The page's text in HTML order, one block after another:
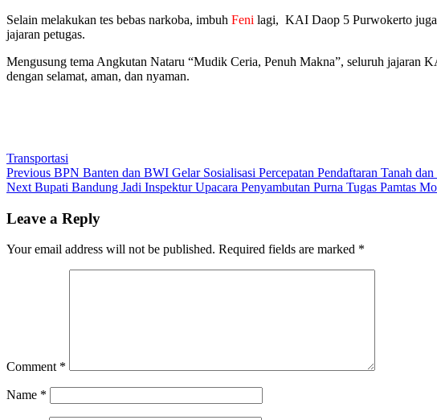
Selain melakukan tes bebas narkoba, imbuh Feni lagi, KAI Daop 5 Purwokerto juga
jajaran petugas.
Mengusung tema Angkutan Nataru “Mudik Ceria, Penuh Makna”, seluruh jajaran
dengan selamat, aman, dan nyaman.
Transportasi
Post
navigation
Previous Previous
post:
BPN Banten dan BWI Gelar Sosialisasi Percepatan Pendaftaran Tanah
Next Next
Bupati Bandung Jadi Inspektur Upacara Penyambutan Purna Tugas Pamtas
Leave a Reply
Your email address will not be published. Required fields are marked *
Comment *
Name *